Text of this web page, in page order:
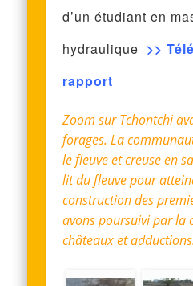
d’un étudiant en
hydraulique >>
rapport
Zoom sur Tchontchi
forages. La
le fleuve et creuse en
lit du fleuve pour
construction des
avons poursuivi par la
châteaux et